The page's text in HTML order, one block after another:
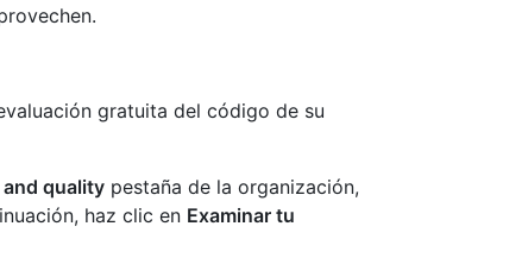
gratuita del código de su
quality pestaña de la organización,
haz clic en Examinar tu